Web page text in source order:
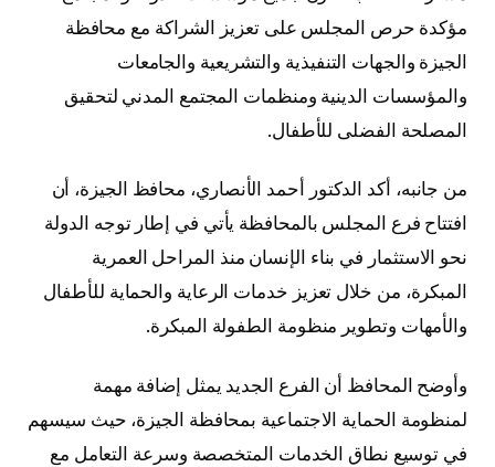
مؤكدة حرص المجلس على تعزيز الشراكة مع محافظة
الجيزة والجهات التنفيذية والتشريعية والجامعات
والمؤسسات الدينية ومنظمات المجتمع المدني لتحقيق
المصلحة الفضلى للأطفال.
من جانبه، أكد الدكتور أحمد الأنصاري، محافظ الجيزة، أن
افتتاح فرع المجلس بالمحافظة يأتي في إطار توجه الدولة
نحو الاستثمار في بناء الإنسان منذ المراحل العمرية
المبكرة، من خلال تعزيز خدمات الرعاية والحماية للأطفال
والأمهات وتطوير منظومة الطفولة المبكرة.
وأوضح المحافظ أن الفرع الجديد يمثل إضافة مهمة
لمنظومة الحماية الاجتماعية بمحافظة الجيزة، حيث سيسهم
في توسيع نطاق الخدمات المتخصصة وسرعة التعامل مع